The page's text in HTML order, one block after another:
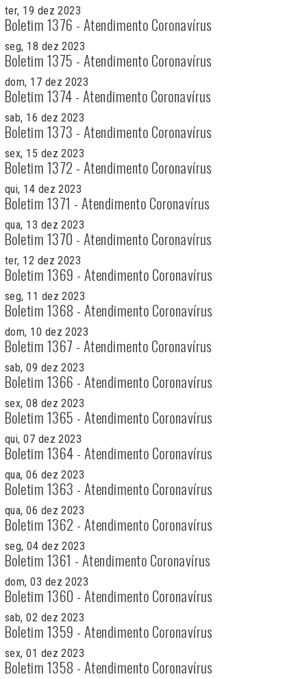
ter, 19 dez 2023
Boletim 1376 - Atendimento Coronavírus
seg, 18 dez 2023
Boletim 1375 - Atendimento Coronavírus
dom, 17 dez 2023
Boletim 1374 - Atendimento Coronavírus
sab, 16 dez 2023
Boletim 1373 - Atendimento Coronavírus
sex, 15 dez 2023
Boletim 1372 - Atendimento Coronavírus
qui, 14 dez 2023
Boletim 1371 - Atendimento Coronavírus
qua, 13 dez 2023
Boletim 1370 - Atendimento Coronavírus
ter, 12 dez 2023
Boletim 1369 - Atendimento Coronavírus
seg, 11 dez 2023
Boletim 1368 - Atendimento Coronavírus
dom, 10 dez 2023
Boletim 1367 - Atendimento Coronavírus
sab, 09 dez 2023
Boletim 1366 - Atendimento Coronavírus
sex, 08 dez 2023
Boletim 1365 - Atendimento Coronavírus
qui, 07 dez 2023
Boletim 1364 - Atendimento Coronavírus
qua, 06 dez 2023
Boletim 1363 - Atendimento Coronavírus
qua, 06 dez 2023
Boletim 1362 - Atendimento Coronavírus
seg, 04 dez 2023
Boletim 1361 - Atendimento Coronavírus
dom, 03 dez 2023
Boletim 1360 - Atendimento Coronavírus
sab, 02 dez 2023
Boletim 1359 - Atendimento Coronavírus
sex, 01 dez 2023
Boletim 1358 - Atendimento Coronavírus